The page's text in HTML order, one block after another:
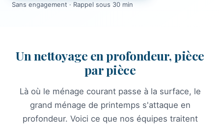
Sans engagement · Rappel sous 30 min
Un nettoyage en profondeur, pièce
par pièce
Là où le ménage courant passe à la surface, le
grand ménage de printemps s'attaque en
profondeur. Voici ce que nos équipes traitent